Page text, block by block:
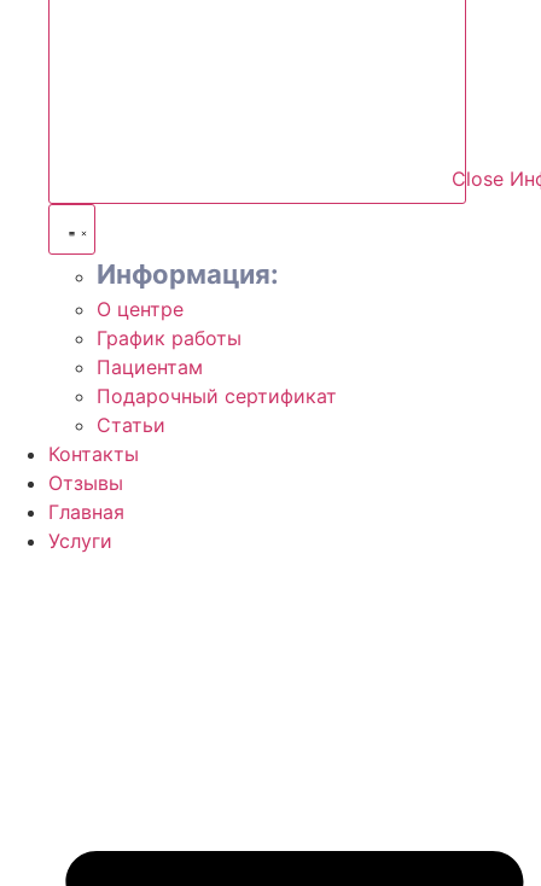
Close
Информация:
О центре
График работы
Пациентам
Подарочный сертификат
Статьи
Контакты
Отзывы
Главная
Услуги